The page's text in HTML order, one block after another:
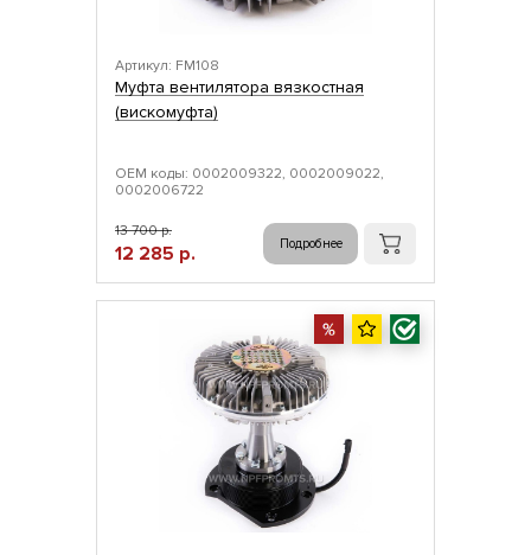
Артикул: FM108
Муфта вентилятора вязкостная
(вискомуфта)
ОЕМ коды: 0002009322, 0002009022,
0002006722
13 700 р.
12 285 р. Подробнее